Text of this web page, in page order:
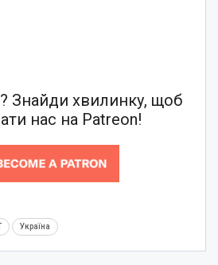
Знайди хвилинку, щоб
нас на Patreon!
Україна